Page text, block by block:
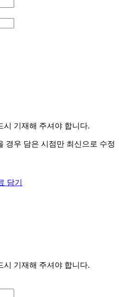
시 기재해 주셔야 합니다.
경우 담은 시점만 최신으로 수정
담기
시 기재해 주셔야 합니다.